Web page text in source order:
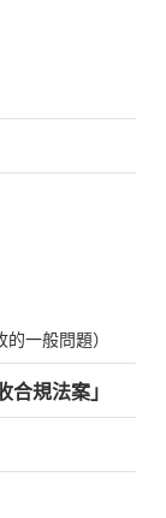
一般問題）
合規法案」